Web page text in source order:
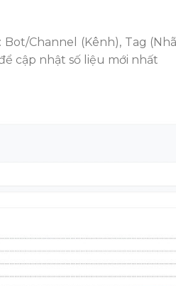
Channel (Kênh), Tag
cập nhật số liệu mới nhất